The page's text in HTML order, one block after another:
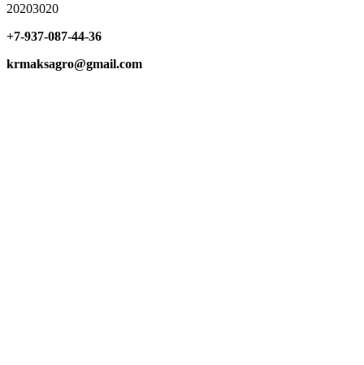
20203020
+7-937-087-44-36
krmaksagro@gmail.com